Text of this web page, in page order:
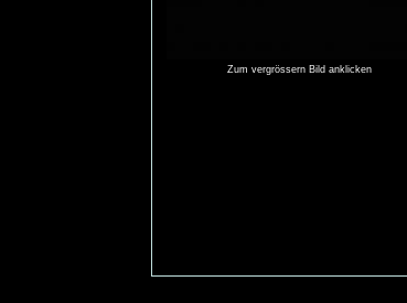
Zum vergrössern Bild anklicken